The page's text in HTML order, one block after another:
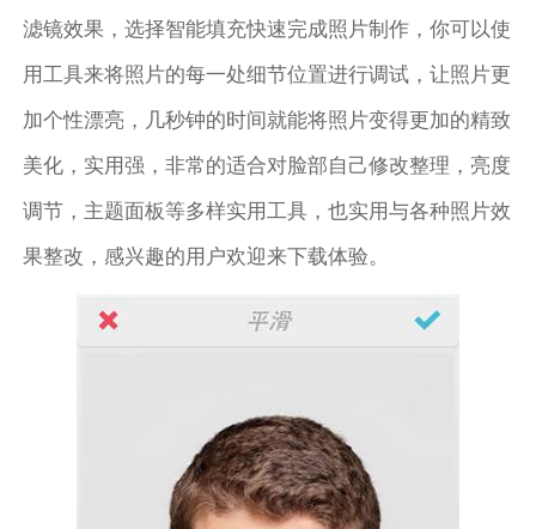
滤镜效果，选择智能填充快速完成照片制作，你可以使
用工具来将照片的每一处细节位置进行调试，让照片更
加个性漂亮，几秒钟的时间就能将照片变得更加的精致
美化，实用强，非常的适合对脸部自己修改整理，亮度
调节，主题面板等多样实用工具，也实用与各种照片效
果整改，感兴趣的用户欢迎来下载体验。